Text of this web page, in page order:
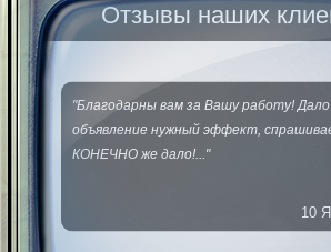
Отзывы наших
"Благодарны вам за Вашу работу!
объявление нужный эффект,
КОНЕЧНО же дало!..."
10